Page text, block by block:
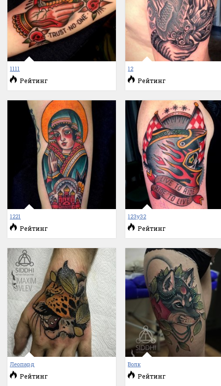
1111
Рейтинг
12
Рейтинг
1221
Рейтинг
123у32
Рейтинг
Леопард
Рейтинг
Волк
Рейтинг